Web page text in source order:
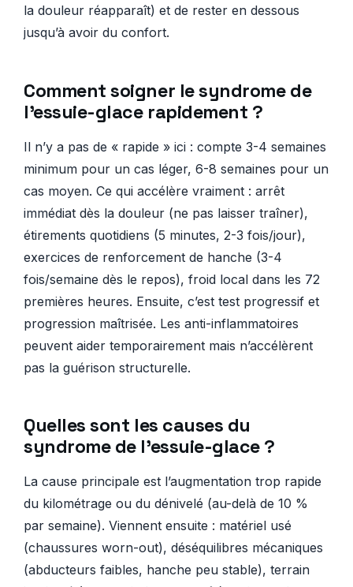
la douleur réapparaît) et de rester en dessous
jusqu’à avoir du confort.
Comment soigner le syndrome de
l’essuie-glace rapidement ?
Il n’y a pas de « rapide » ici : compte 3-4 semaines
minimum pour un cas léger, 6-8 semaines pour un
cas moyen. Ce qui accélère vraiment : arrêt
immédiat dès la douleur (ne pas laisser traîner),
étirements quotidiens (5 minutes, 2-3 fois/jour),
exercices de renforcement de hanche (3-4
fois/semaine dès le repos), froid local dans les 72
premières heures. Ensuite, c’est test progressif et
progression maîtrisée. Les anti-inflammatoires
peuvent aider temporairement mais n’accélèrent
pas la guérison structurelle.
Quelles sont les causes du
syndrome de l’essuie-glace ?
La cause principale est l’augmentation trop rapide
du kilométrage ou du dénivelé (au-delà de 10 %
par semaine). Viennent ensuite : matériel usé
(chaussures worn-out), déséquilibres mécaniques
(abducteurs faibles, hanche peu stable), terrain